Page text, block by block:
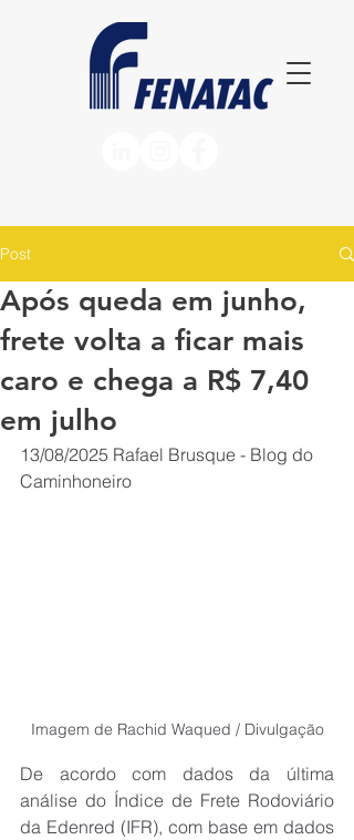
Post
Após queda em junho,
frete volta a ficar mais
caro e chega a R$ 7,40
em julho
13/08/2025 Rafael Brusque - Blog do
Caminhoneiro
Imagem de Rachid Waqued / Divulgação
De acordo com dados da última
análise do Índice de Frete Rodoviário
da Edenred (IFR), com base em dados